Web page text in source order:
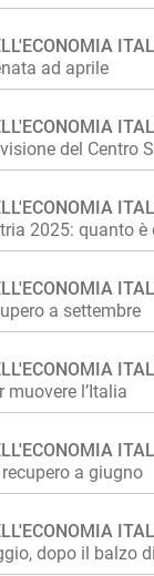
ad aprile
del Centro
2025: quanto
a settembre
muovere l’Italia
a giugno
dopo il balzo